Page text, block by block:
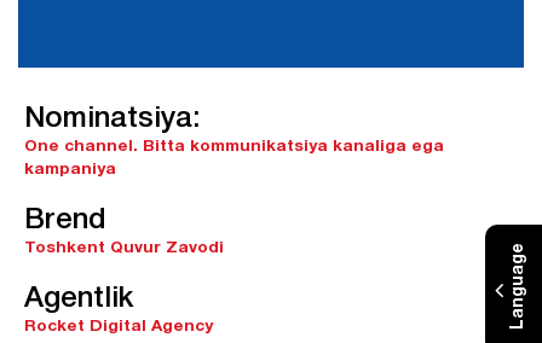
Language
Nominatsiya:
One channel. Bitta kommunikatsiya kanaliga ega
kampaniya
Brend
Toshkent Quvur Zavodi
Agentlik
Rocket Digital Agency